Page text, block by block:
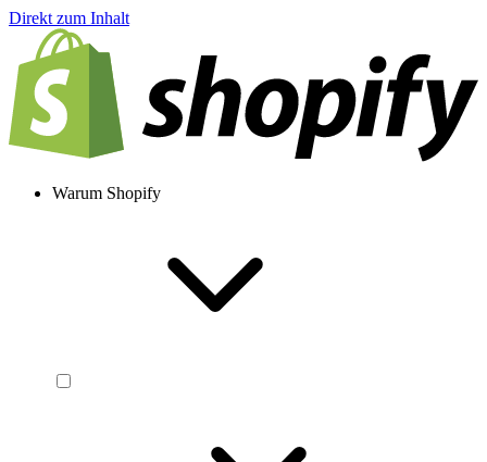
Direkt zum Inhalt
Warum Shopify